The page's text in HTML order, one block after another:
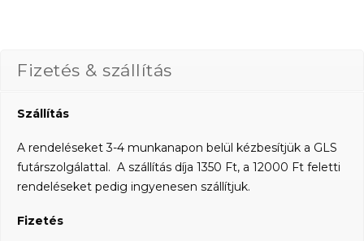
Fizetés & szállítás
Szállítás
A rendeléseket 3-4 munkanapon belül kézbesítjük a GLS
futárszolgálattal. A szállítás díja 1350 Ft, a 12000 Ft feletti
rendeléseket pedig ingyenesen szállítjuk.
Fizetés